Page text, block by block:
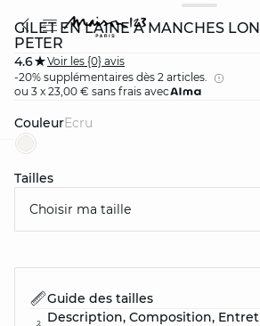
GILET EN LAINE À MANCHES
PETER
4.6
Voir les {0} avis
-20% supplémentaires dès 2 articles.
ou 3 x 23,00 € sans frais avec
Couleur ecru
Tailles
Choisir ma taille
Guide des tailles
Description, Composition,